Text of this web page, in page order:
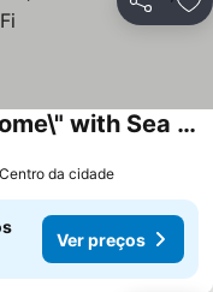
Partilhar
Holiday Apartment \"True Home\" with Sea View, Balcony & Wi-Fi
da cidade
Ver preços